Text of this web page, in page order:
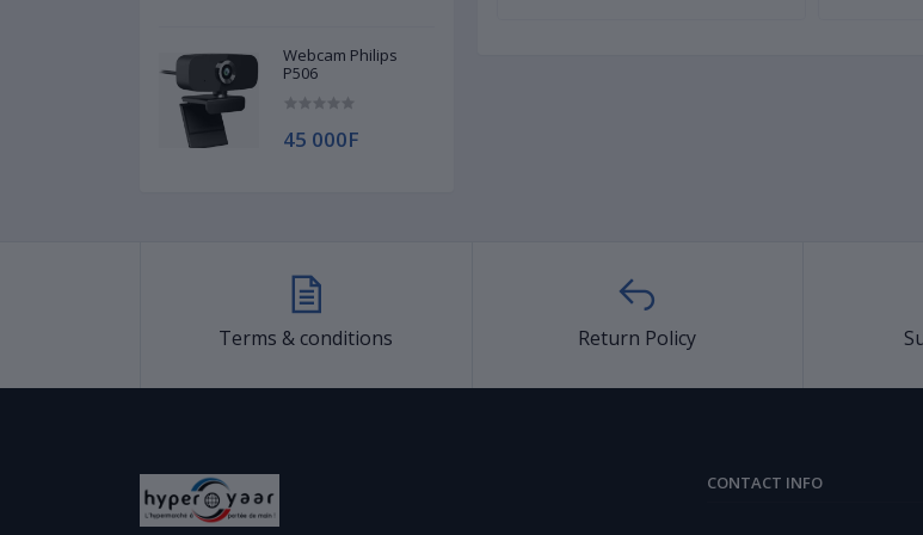
Webcam Philips
P506
45 000F
Terms & conditions Return Policy
CONTACT INFO